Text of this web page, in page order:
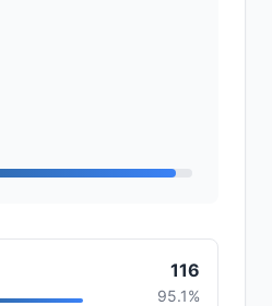
116
95.1%